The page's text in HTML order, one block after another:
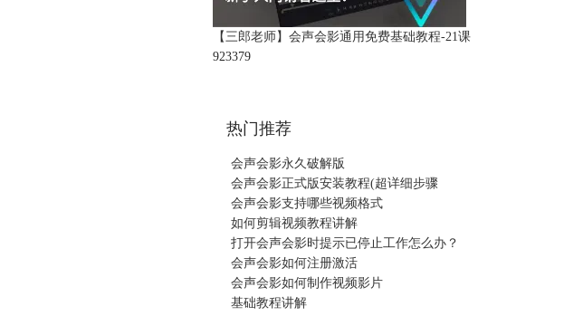
【三郎老师】会声会影通用免费基础教程-21课
923379
热门推荐
会声会影永久破解版
会声会影正式版安装教程(超详细步骤
会声会影支持哪些视频格式
如何剪辑视频教程讲解
打开会声会影时提示已停止工作怎么办？
会声会影如何注册激活
会声会影如何制作视频影片
基础教程讲解